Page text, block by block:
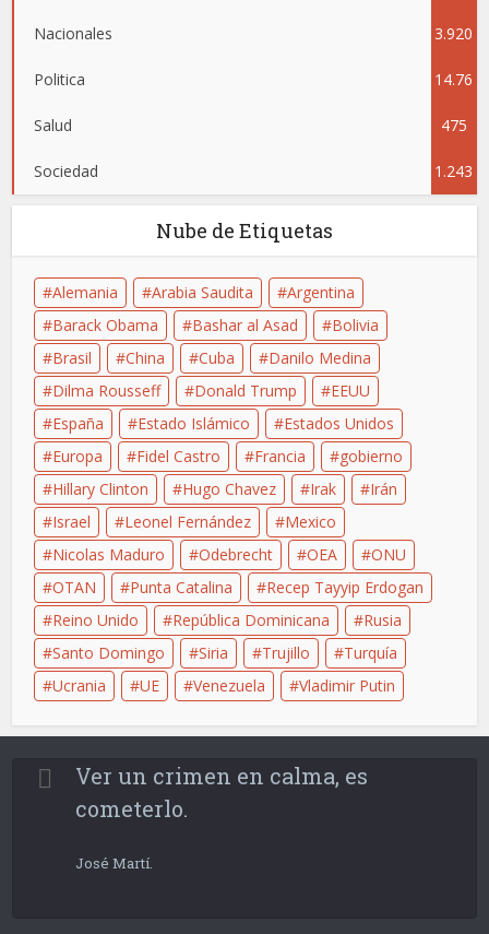
Nacionales 3.920
Politica 14.76
4
Salud 475
Sociedad 1.243
Nube de Etiquetas
Alemania Arabia Saudita
Argentina
Barack Obama
Bashar al Asad
Bolivia
Brasil
China Cuba
Danilo Medina
Dilma Rousseff
Donald Trump
EEUU
España
Estado Islámico
Estados Unidos
Europa
Fidel Castro Francia
gobierno
Hillary Clinton
Hugo Chavez Irak
Irán
Israel
Leonel Fernández
Mexico
Nicolas Maduro
Odebrecht OEA
ONU
OTAN
Punta Catalina
Recep Tayyip Erdogan
Reino Unido
República Dominicana
Rusia
Santo Domingo
Siria Trujillo
Turquía
Ucrania
UE Venezuela Vladimir Putin
Ver un crimen en calma, es
cometerlo.
José Martí.